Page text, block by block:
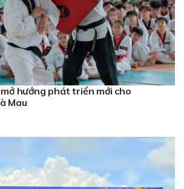
hướng phát triển mới cho
Mau